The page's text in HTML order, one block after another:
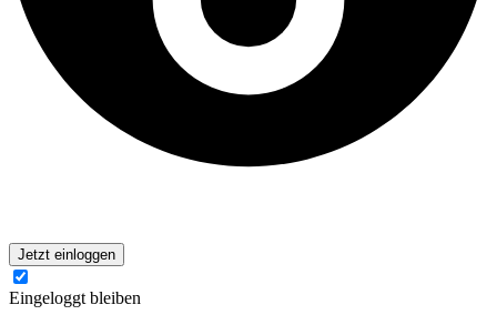
Jetzt einloggen
Eingeloggt bleiben